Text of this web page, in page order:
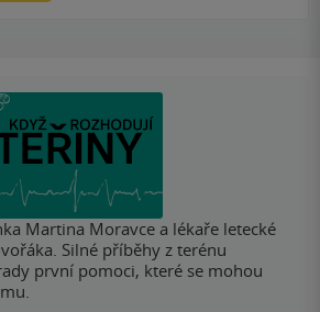
Martina Moravce a lékaře letecké
Silné příběhy z terénu
první pomoci, které se mohou